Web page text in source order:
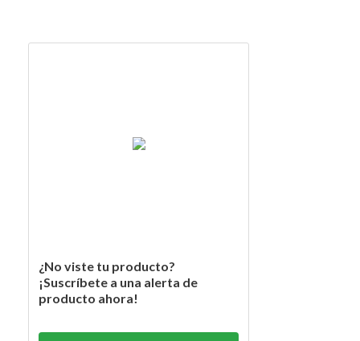
¿No viste tu producto?
¡Suscríbete a una alerta de
producto ahora!